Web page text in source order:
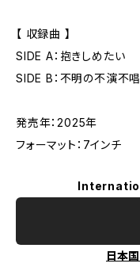
【 収録曲 】
SIDE A：抱きしめたい
SIDE B：不明の不演不唱
発売年：2025年
フォーマット：7インチ
日本